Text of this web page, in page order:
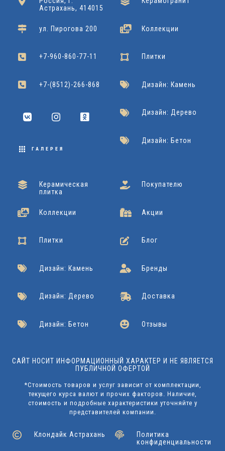
различных помещениях. Матовая поверхность
обеспечивает легкую чистку и уход за материалом,
x
1
2
Grasaro
Подробнее
Grasaro
Подробнее
Kerranova
2
0
R
A
2
x
0
Астрахань, 414015
ул. Пирогова 200
+7-960-860-77-11
+7-(8512)-266-868
ГАЛЕРЕЯ
Коллекции
Плитки
Дизайн: Камень
Дизайн: Дерево
Дизайн: Бетон
Керамическая
плитка
Коллекции
Плитки
Дизайн: Камень
Дизайн: Дерево
Дизайн: Бетон
Покупателю
Акции
Блог
Бренды
Доставка
Отзывы
САЙТ НОСИТ ИНФОРМАЦИОННЫЙ ХАРАКТЕР И НЕ ЯВЛЯЕТСЯ
ПУБЛИЧНОЙ ОФЕРТОЙ
*Стоимость товаров и услуг зависит от комплектации,
текущего курса валют и прочих факторов. Наличие,
стоимость и подробные характеристики уточняйте у
представителей компании.
Клондайк Астрахань
Политика
конфиденциальности